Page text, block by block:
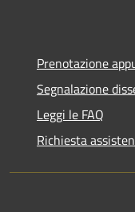
Prenotazione
Segnalazione
Leggi le FAQ
Richiesta